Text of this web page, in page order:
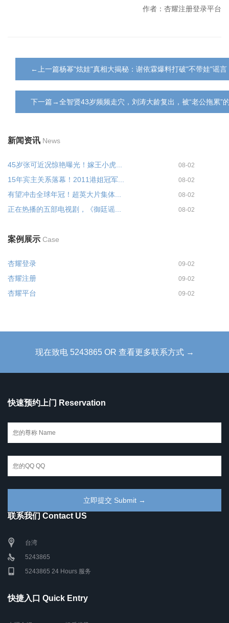
作者：杏耀注册登录平台
←上一篇杨幂"炫娃"真相大揭秘：谢依霖爆料打破"不带娃"谣
下一篇→全智贤43岁频频走穴，刘涛大龄复出，被“老公拖累”
新闻资讯 News
45岁张可近况惊艳曝光！嫁王小虎... 08-02
15年宾主关系落幕！2011港姐冠军... 08-02
有望冲击全球年冠！超英大片集体... 08-02
正在热播的五部电视剧，《御廷谣... 08-02
案例展示 Case
杏耀登录 09-02
杏耀注册 09-02
杏耀平台 09-02
现在致电 5243865 OR 查看更多联系方式 →
快速预约上门 Reservation
联系我们 Contact US
台湾
5243865
5243865 24 Hours 服务
快捷入口 Quick Entry